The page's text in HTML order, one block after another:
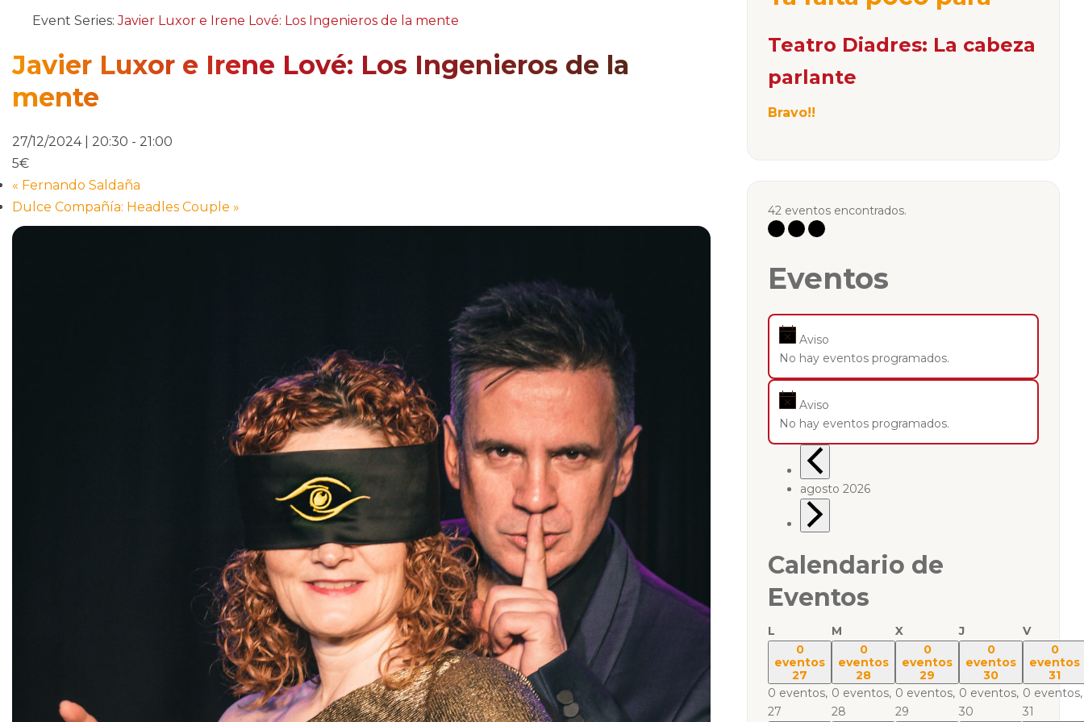
Event Series:Javier Luxor e Irene Lové: Los Ingenieros de la mente
Javier Luxor e Irene Lové: Los Ingenieros de la
mente
27/12/2024 | 20:30 - 21:00
5€
« Fernando Saldaña
Dulce Compañía: Headles Couple »
Teatro Diadres: La cabeza
parlante
Bravo!!
42 eventos encontrados.
Eventos
Aviso
No hay eventos programados.
Aviso
No hay eventos programados.
agosto 2026
Calendario de
Eventos
L M X J
V
0
eventos
27
0 eventos,
27
0
eventos
28
0 eventos,
28
0
eventos
29
0 eventos,
29
0
eventos
30
0 eventos,
30
0
eventos
31
0 eventos,
31